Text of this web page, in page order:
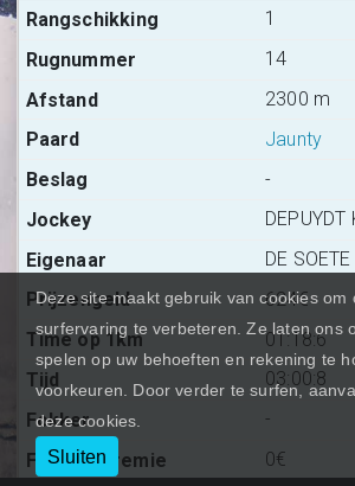
1
14
2300 m
Jaunty
-
DE
624€
01:18:6
03:00:8
-
0€
Deze site maakt gebruik van cookies om
surfervaring te verbeteren. Ze laten ons
spelen op uw behoeften en rekening te
voorkeuren. Door verder te surfen,
deze cookies.
Sluiten